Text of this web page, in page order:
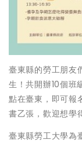
臺東縣的勞工朋友
生！共開辦10個班
點在臺東，即可報
書乙張，歡迎想學
臺東縣勞工大學為